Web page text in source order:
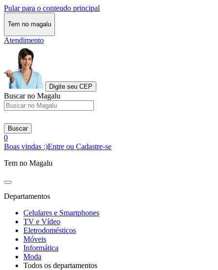
Pular para o conteudo principal
Tem no magalu
Atendimento
Digite seu CEP
Buscar no Magalu
Buscar
0
Boas vindas :)Entre ou Cadastre-se
Tem no Magalu
Departamentos
Celulares e Smartphones
TV e Vídeo
Eletrodomésticos
Móveis
Informática
Moda
Todos os departamentos